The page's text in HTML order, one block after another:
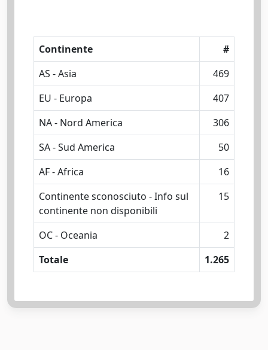
Continente
#
AS - Asia
469
EU - Europa
407
NA - Nord America
306
SA - Sud America
50
AF - Africa
16
Continente sconosciuto - Info sul
continente non disponibili
15
OC - Oceania
2
Totale
1.265